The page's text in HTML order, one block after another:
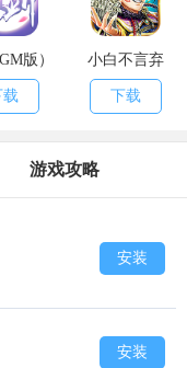
版）
载
小白不言弃
（GM版）
下载
游戏攻略
安装
安装